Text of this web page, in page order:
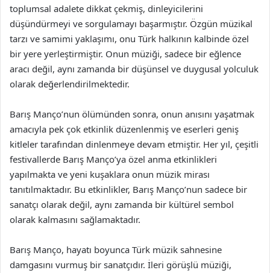
toplumsal adalete dikkat çekmiş, dinleyicilerini
düşündürmeyi ve sorgulamayı başarmıştır. Özgün müzikal
tarzı ve samimi yaklaşımı, onu Türk halkının kalbinde özel
bir yere yerleştirmiştir. Onun müziği, sadece bir eğlence
aracı değil, aynı zamanda bir düşünsel ve duygusal yolculuk
olarak değerlendirilmektedir.
Barış Manço’nun ölümünden sonra, onun anısını yaşatmak
amacıyla pek çok etkinlik düzenlenmiş ve eserleri geniş
kitleler tarafından dinlenmeye devam etmiştir. Her yıl, çeşitli
festivallerde Barış Manço’ya özel anma etkinlikleri
yapılmakta ve yeni kuşaklara onun müzik mirası
tanıtılmaktadır. Bu etkinlikler, Barış Manço’nun sadece bir
sanatçı olarak değil, aynı zamanda bir kültürel sembol
olarak kalmasını sağlamaktadır.
Barış Manço, hayatı boyunca Türk müzik sahnesine
damgasını vurmuş bir sanatçıdır. İleri görüşlü müziği,